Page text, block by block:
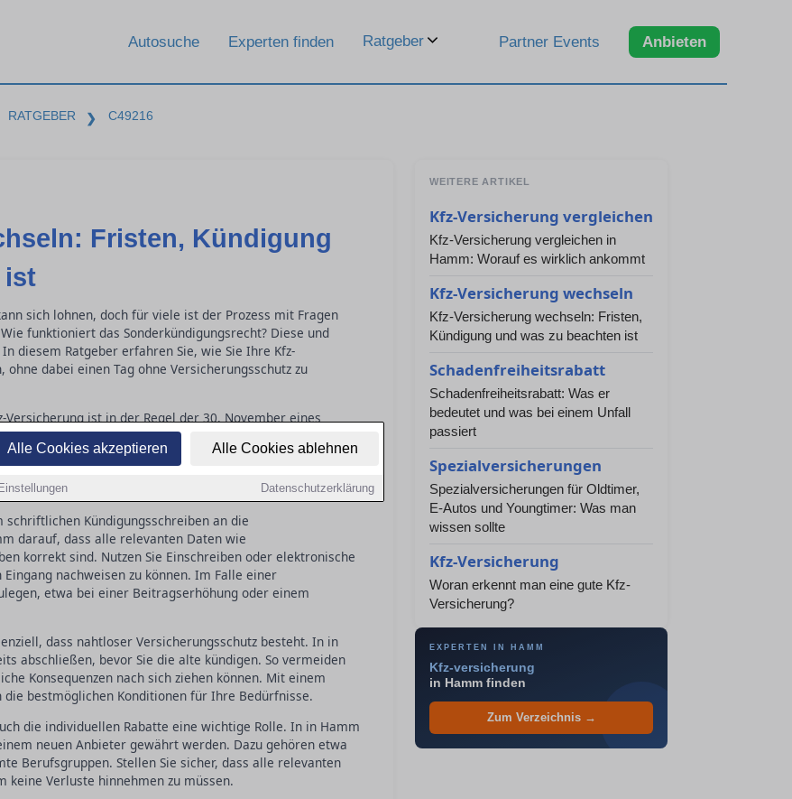
Alle Cookies akzeptieren Alle Cookies ablehnen
Einstellungen Datenschutzerklärung
Autosuche Experten finden Ratgeber Partner Events Anbieten
RATGEBER ❯ C49216
Fristen, Kündigung
ist
sich lohnen, doch für viele ist der Prozess mit Fragen
funktioniert das Sonderkündigungsrecht? Diese und
diesem Ratgeber erfahren Sie, wie Sie Ihre Kfz-
dabei einen Tag ohne Versicherungsschutz zu
ist in der Regel der 30. November eines
Ihre Kündigung spätestens einen Monat vor Ablauf des
Neben der ordentlichen Kündigung gibt es das
Wechsel ermöglicht. Dieses Recht greift, wenn Ihre
einem Schadensfall unzufrieden sind.
Kündigungsschreiben an die
darauf, dass alle relevanten Daten wie
korrekt sind. Nutzen Sie Einschreiben oder elektronische
nachweisen zu können. Im Falle einer
etwa bei einer Beitragserhöhung oder einem
dass nahtloser Versicherungsschutz besteht. In in
abschließen, bevor Sie die alte kündigen. So vermeiden
Konsequenzen nach sich ziehen können. Mit einem
bestmöglichen Konditionen für Ihre Bedürfnisse.
die individuellen Rabatte eine wichtige Rolle. In in Hamm
neuen Anbieter gewährt werden. Dazu gehören etwa
Berufsgruppen. Stellen Sie sicher, dass alle relevanten
Verluste hinnehmen zu müssen.
WEITERE ARTIKEL
Kfz-Versicherung vergleichen
Kfz-Versicherung vergleichen in
Hamm: Worauf es wirklich ankommt
Kfz-Versicherung wechseln
Kfz-Versicherung wechseln: Fristen,
Kündigung und was zu beachten ist
Schadenfreiheitsrabatt
Schadenfreiheitsrabatt: Was er
bedeutet und was bei einem Unfall
passiert
Spezialversicherungen
Spezialversicherungen für Oldtimer,
E-Autos und Youngtimer: Was man
wissen sollte
Kfz-Versicherung
Woran erkennt man eine gute Kfz-
Versicherung?
EXPERTEN IN HAMM
Kfz-versicherung
in Hamm finden
Zum Verzeichnis →